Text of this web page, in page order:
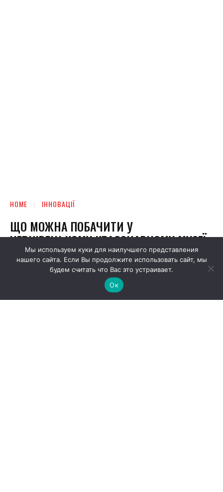
Мы используем куки для наилучшего представления
нашего сайта. Если Вы продолжите использовать сайт, мы
будем считать что Вас это устраивает.
Ок